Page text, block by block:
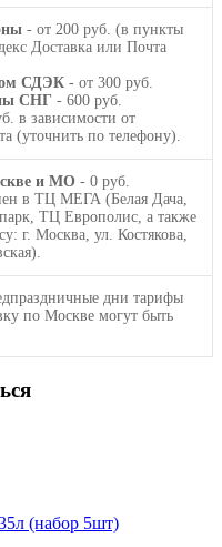
- от 200 руб. (в пункты
Доставка или Почта
СДЭК - от 300 руб.
СНГ - 600 руб.
в зависимости от
(уточнить по телефону).
и МО - 0 руб.
в ТЦ МЕГА (Белая Дача,
ТЦ Европолис, а также
г. Москва, ул. Костякова,
дни тарифы
по Москве могут быть
(набор 5шт)